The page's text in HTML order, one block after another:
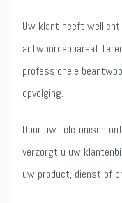
Uw klant heeft
antwoordapparaat
professionele
opvolging.
Door uw telefonisch
verzorgt u uw
uw product, dienst of